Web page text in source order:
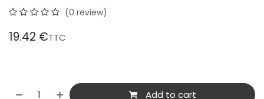
(0 review)
19.42 €TTC
Add to cart